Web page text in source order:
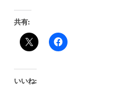
共有:
いいね: